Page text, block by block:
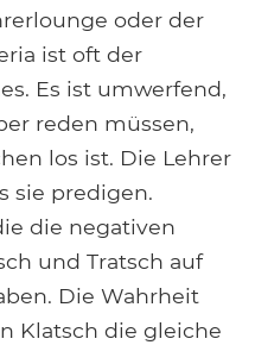
oder der
ist oft der
Es ist umwerfend,
reden müssen,
los ist. Die Lehrer
sie predigen.
die negativen
und Tratsch auf
Die Wahrheit
Klatsch die gleiche